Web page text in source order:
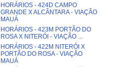
HORÁRIOS - 424D CAMPO
GRANDE X ALCÂNTARA - VIAÇÃO
MAUÁ
HORÁRIOS - 423M PORTÃO DO
ROSA X NITERÓI - VIAÇÃO ...
HORÁRIOS - 422M NITERÓI X
PORTÃO DO ROSA - VIAÇÃO
MAUÁ